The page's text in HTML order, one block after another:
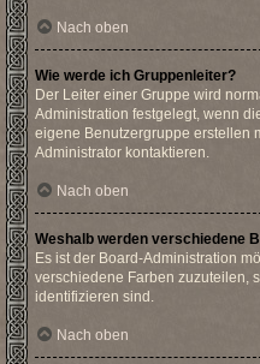
Nach oben
Wie werde ich Gruppenleiter?
Der Leiter einer Gruppe wird
Administration festgelegt, wenn
eigene Benutzergruppe erstellen
Administrator kontaktieren.
Nach oben
Weshalb werden verschiedene
Es ist der Board-Administration
verschiedene Farben zuzuteilen,
identifizieren sind.
Nach oben